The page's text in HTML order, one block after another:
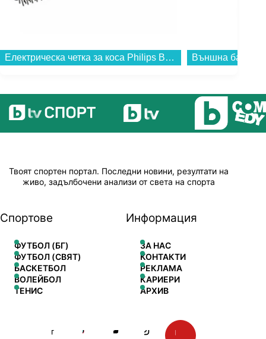
Електрическа четка за коса Philips BHA710/00 , 1000 W...
Твоят спортен портал. Последни новини, резултати на
живо, задълбочени анализи от света на спорта
Спортове
ФУТБОЛ (БГ)
ФУТБОЛ (СВЯТ)
БАСКЕТБОЛ
ВОЛЕЙБОЛ
ТЕНИС
Информация
ЗА НАС
КОНТАКТИ
РЕКЛАМА
КАРИЕРИ
АРХИВ